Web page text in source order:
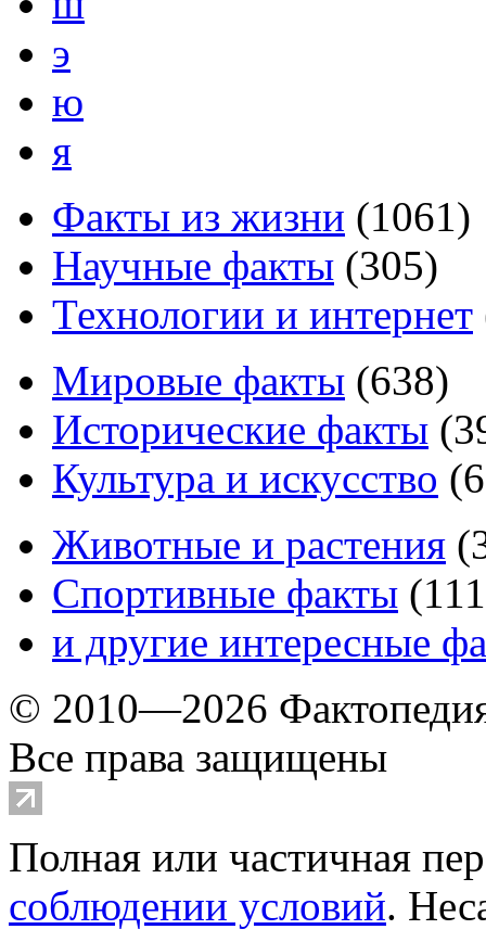
э
ю
я
Факты из жизни (1061)
Научные факты (305)
Технологии и интернет
Мировые факты (638)
Исторические факты (
Культура и искусство (
Животные и растения (
Спортивные факты (111
и другие интересные
© 2010—2026
Все права защищены
Полная или частичная
соблюдении условий.